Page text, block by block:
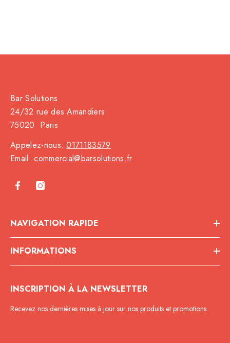
Bar Solutions
24/32 rue des Amandiers
75020 Paris
Appelez-nous:0171183579
Email:commercial@barsolutions.fr
NAVIGATION RAPIDE
INFORMATIONS
INSCRIPTION À LA NEWSLETTER
Recevez nos dernières mises à jour sur nos produits et promotions.